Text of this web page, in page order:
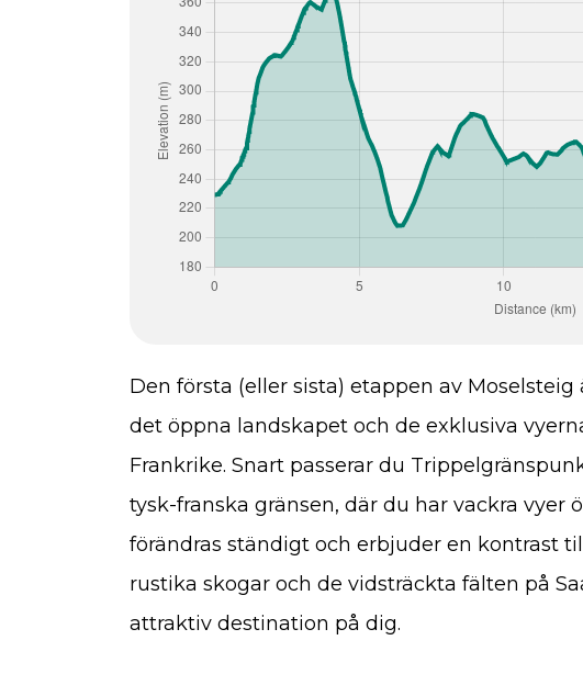
Den första (eller sista) etappen av
det öppna landskapet och de exklusiva
Frankrike. Snart passerar du
tysk-franska gränsen, där du har vackra vyer
förändras ständigt och erbjuder en kontrast
rustika skogar och de vidsträckta fälten på
attraktiv destination på dig.